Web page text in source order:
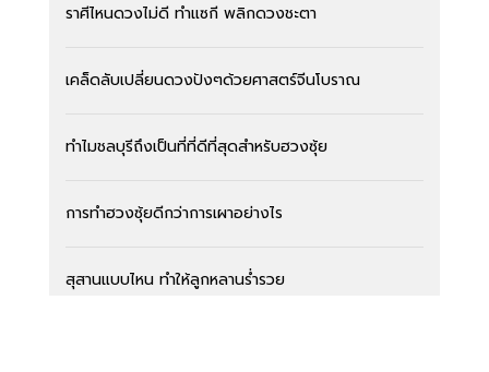
ราศีไหนดวงไม่ดี ทำแซกี พลิกดวงชะตา
เคล็ดลับเปลี่ยนดวงปังๆด้วยศาสตร์จีนโบราณ
ทำไมชลบุรีถึงเป็นที่ที่ดีที่สุดสำหรับฮวงซุ้ย
การทำฮวงซุ้ยดีกว่าการเผาอย่างไร
สุสานแบบไหน ทำให้ลูกหลานร่ำรวย